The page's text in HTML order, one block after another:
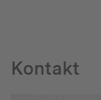
Kontakt